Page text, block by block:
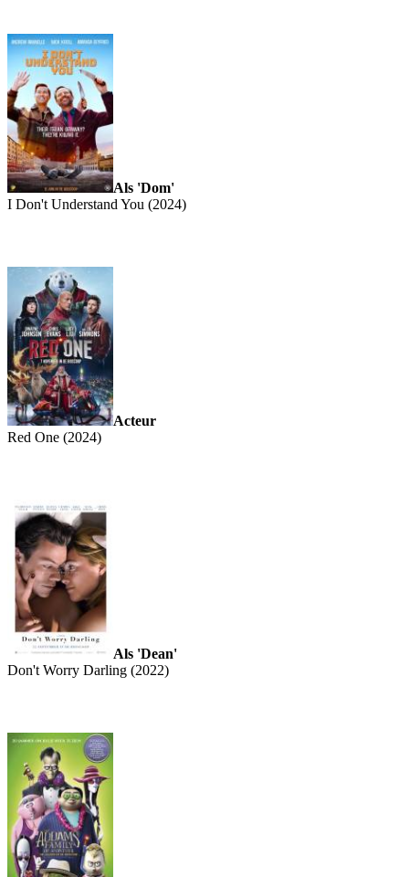
Als 'Dom'
I Don't Understand You (2024)
Acteur
Red One (2024)
Als 'Dean'
Don't Worry Darling (2022)